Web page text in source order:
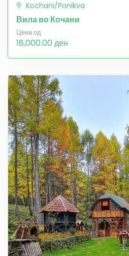
Kochani/Ponikva
Вила во Кочани
Цена од
18,000.00 ден